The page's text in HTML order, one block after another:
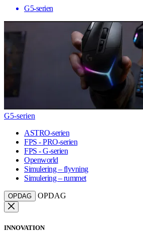
G5-serien
G5-serien
ASTRO-serien
FPS - PRO-serien
FPS - G-serien
Openworld
Simulering – flyvning
Simulering – rummet
OPDAG OPDAG
INNOVATION